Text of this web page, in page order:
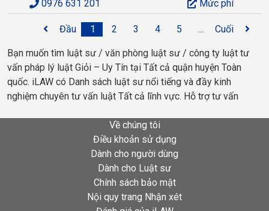
0976 631 201 Mức phí
Đầu 1 2 3 4 5 ... Cuối
Bạn muốn tìm luật sư / văn phòng luật sư / công ty luật tư
vấn pháp lý luật Giỏi – Uy Tín tại Tất cả quận huyện Toàn
quốc. iLAW có Danh sách luật sư nổi tiếng và đầy kinh
nghiệm chuyên tư vấn luật Tất cả lĩnh vực. Hỗ trợ tư vấn
Về chúng tôi
Điều khoản sử dụng
Dành cho người dùng
Dành cho Luật sư
Chính sách bảo mật
Nội quy trang Nhận xét